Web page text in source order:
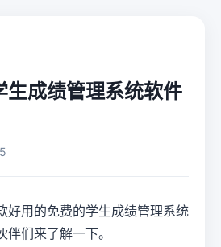
生成绩管理系统软件
好用的免费的学生成绩管理系统
们来了解一下。